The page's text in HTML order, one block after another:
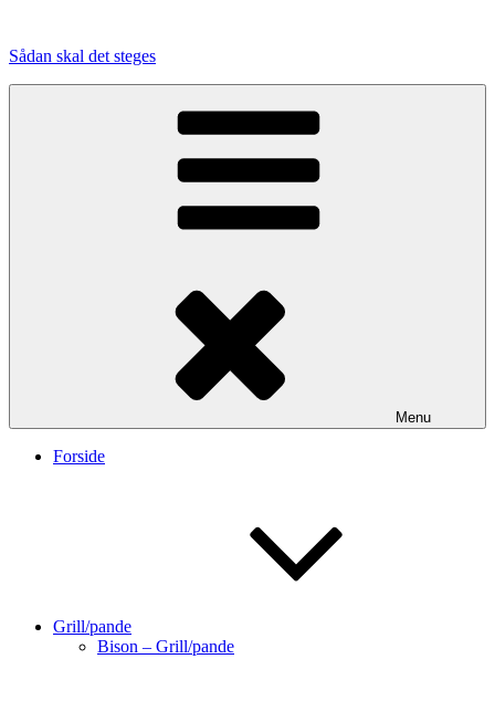
indhold
Sådan skal det steges
Menu
Forside
Grill/pande
Bison – Grill/pande